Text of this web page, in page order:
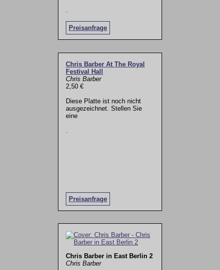
Preisanfrage
.
Chris Barber At The Royal
Festival Hall
Chris Barber
2,50 €
Diese Platte ist noch nicht
ausgezeichnet. Stellen Sie
eine
Preisanfrage
Chris Barber in East Berlin 2
Chris Barber